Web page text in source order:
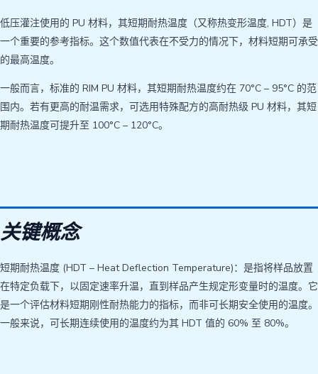
低压灌注使用的 PU 材料，其短期耐热温度（又称热变形温度, HDT）是
一个重要的参考指标。这个数值代表在不受力的情况下，材料短期可承受
的最高温度。
一般而言，标准的 RIM PU 材料，其短期耐热温度约在 70°C – 95°C 的范
围内。若有更高的耐温需求，可选用特殊配方的高耐热级 PU 材料，其短
期耐热温度可提升至 100°C – 120°C。
关键概念
短期耐热温度 (HDT – Heat Deflection Temperature)：是指将样品放置
在特定负载下，以固定速率升温，直到样品产生规定形变量时的温度。它
是一个评估材料短期刚性耐热能力的指标，而非可长期安全使用的温度。
一般来说，可长期连续使用的温度约为其 HDT 值的 60% 至 80%。